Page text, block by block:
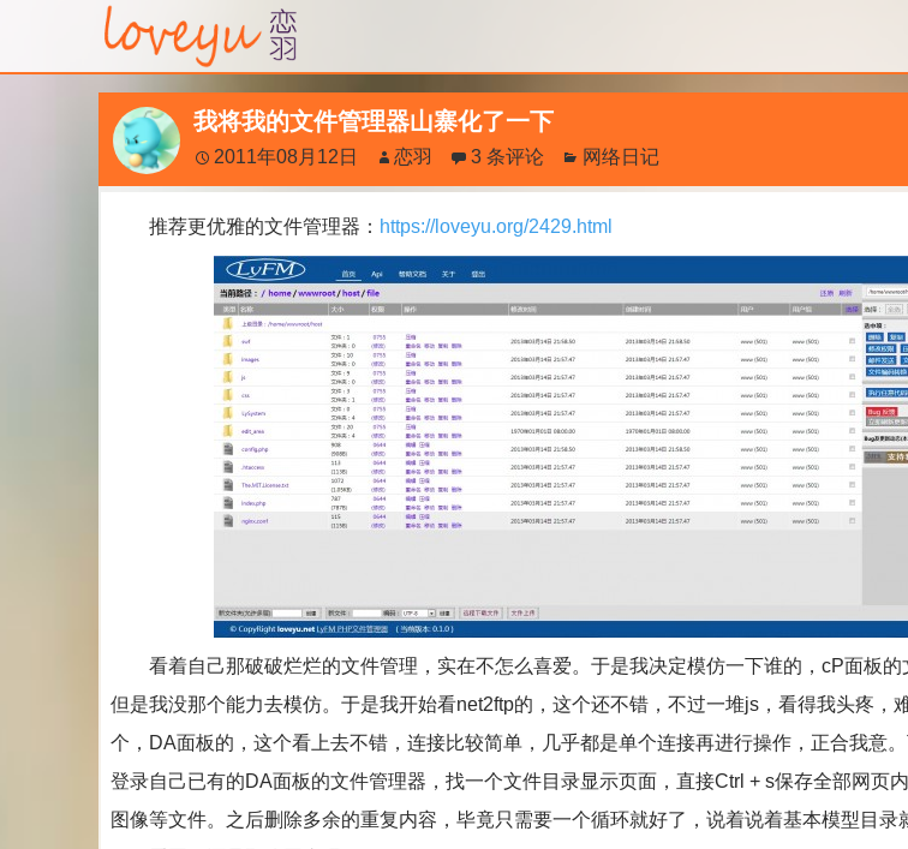
我将我的文件管理器山寨化了一下
2011年08月12日 恋羽 3 条评论 网络日记
推荐更优雅的文件管理器： https://loveyu.org/2429.html
看着自己那破破烂烂的文件管理，实在不怎么喜爱。于是我决定模仿一下谁的，cP面板的
但是我没那个能力去模仿。于是我开始看net2ftp的，这个还不错，不过一堆js，看得我头疼，
个，DA面板的，这个看上去不错，连接比较简单，几乎都是单个连接再进行操作，正合我意。
登录自己已有的DA面板的文件管理器，找一个文件目录显示页面，直接Ctrl + s保存全部网页
图像等文件。之后删除多余的重复内容，毕竟只需要一个循环就好了，说着说着基本模型目录